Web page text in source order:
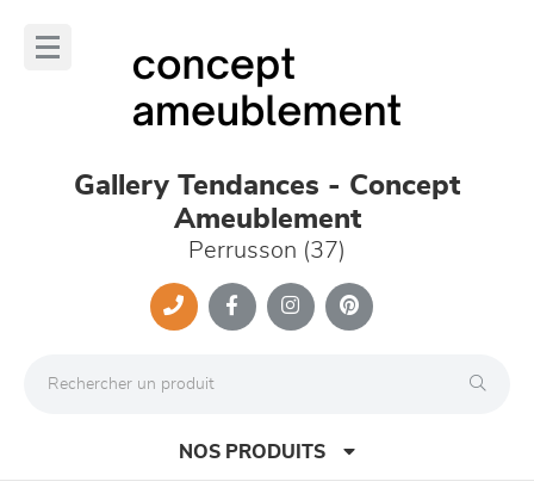
Gallery Tendances - Concept
Ameublement
Perrusson (37)
NOS PRODUITS